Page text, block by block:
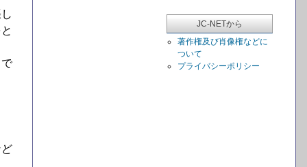
JC-NETから
著作権及び肖像権などに
ついて
プライバシーポリシー